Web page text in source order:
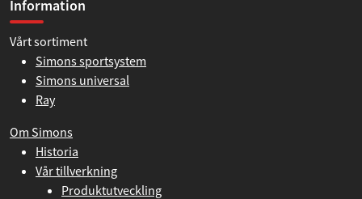
Information
Vårt sortiment
Simons sportsystem
Simons universal
Ray
Om Simons
Historia
Vår tillverkning
Produktutveckling